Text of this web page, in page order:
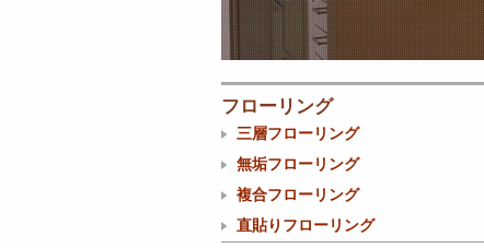
フローリング
三層フローリング
無垢フローリング
複合フローリング
直貼りフローリング